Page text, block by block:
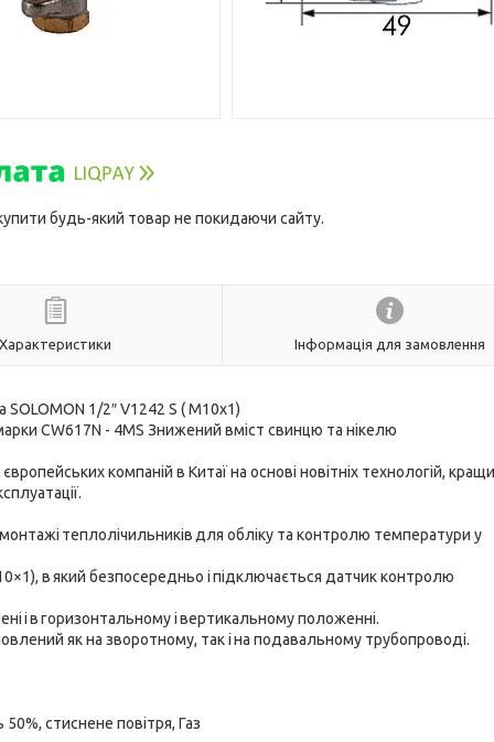
будь-який товар не покидаючи сайту.
Характеристики Інформація для замовлення
1/2″ V1242 S ( М10х1)
CW617N - 4MS Знижений вміст свинцю та нікелю
компаній в Китаї на основі новітніх технологій,
теплолічильників для обліку та контролю температури у
в який безпосередньо і підключається датчик контролю
і в горизонтальному і вертикальному положенні.
як на зворотному, так і на подавальному трубопроводі.
стиснене повітря, Газ